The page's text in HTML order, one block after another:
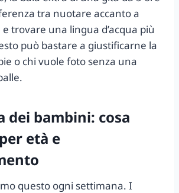
tra nuotare accanto a
trovare una lingua d’acqua più
può bastare a giustificarne la
o chi vuole foto senza una
dei bambini: cosa
età e
questo ogni settimana. I